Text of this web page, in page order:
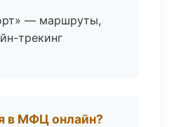
— маршруты,
трекинг
в МФЦ онлайн?